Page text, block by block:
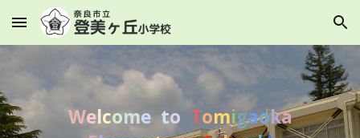
Skip to main content Skip to navigation
Welcome to Tomigaoka